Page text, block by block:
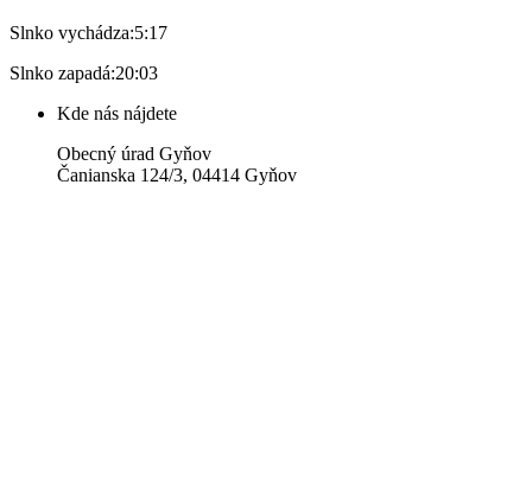
Slnko vychádza:5:17
Slnko zapadá:20:03
Kde nás nájdete
Obecný úrad Gyňov
Čanianska 124/3, 04414 Gyňov